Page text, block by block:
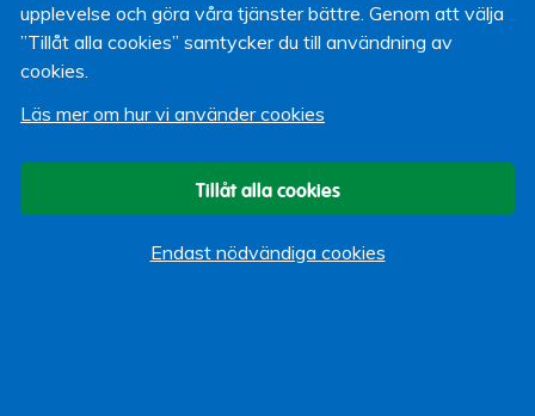
upplevelse och göra våra tjänster bättre. Genom att välja
”Tillåt alla cookies” samtycker du till användning av
cookies.
Läs mer om hur vi använder cookies
Tillåt alla cookies
Endast nödvändiga cookies
Boka en rådgivningVill du veta mer om rådgivning hos
Lärarförsäkringar så besökwww.lararforsakringar.se
kan även
direkt på vår hemsida, eller genom att kontakta
Några olika sparformer:
betalas ingen reavinstskatt och vinsterna behöver inte